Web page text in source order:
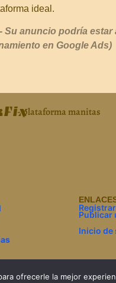
ideal.
Su anuncio podría estar
en Google Ads)
- plataforma manitas
Publicar
Inicio de
ofrecerle la mejor